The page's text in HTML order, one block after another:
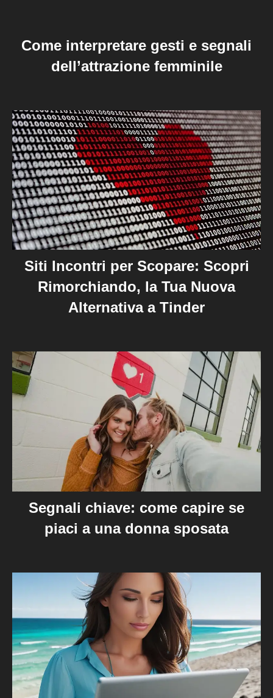
Come interpretare gesti e segnali
dell’attrazione femminile
Siti Incontri per Scopare: Scopri
Rimorchiando, la Tua Nuova
Alternativa a Tinder
Segnali chiave: come capire se
piaci a una donna sposata